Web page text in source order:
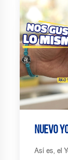
Nuevo
Así es, el